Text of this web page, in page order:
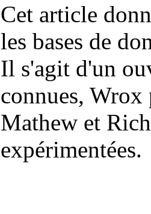
Cet article
les bases de
Il s'agit d'un
connues, Wrox
Mathew et
expérimentées.